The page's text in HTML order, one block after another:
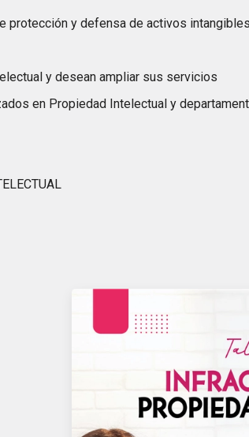
protección y defensa de activos
y desean ampliar sus servicios
en Propiedad Intelectual y